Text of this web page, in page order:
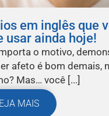
em inglês que
usar ainda hoje!
o motivo,
afeto é bom demais,
Mas… você [...]
MAIS